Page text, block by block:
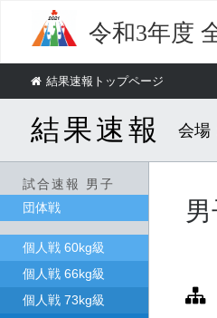
令和3年度
結果速報トップページ
結果速報 会場
試合速報 男子
団体戦
個人戦 60kg級
個人戦 66kg級
個人戦 73kg級